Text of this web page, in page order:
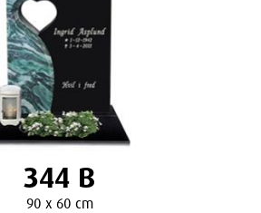
344 B
90 x 60 cm